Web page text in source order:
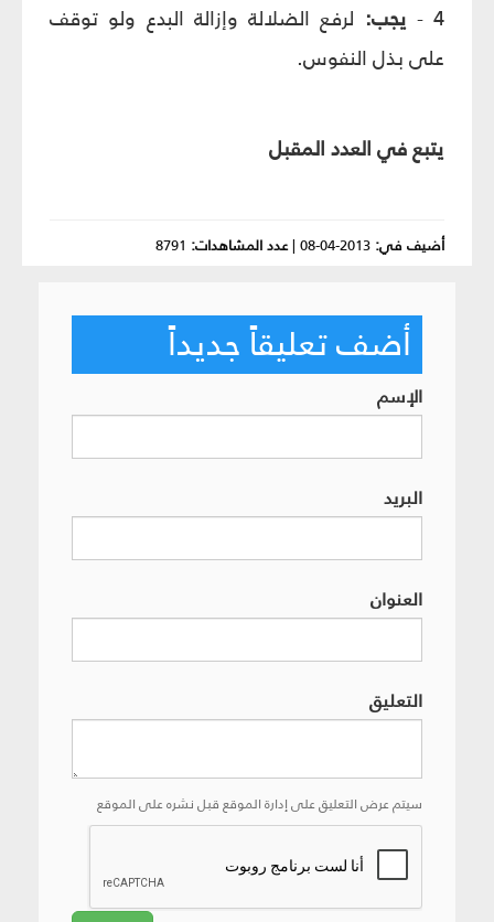
4 -
يجب: لرفع الضلالة وإزالة البدع ولو توقف
على بذل النفوس.
يتبع في العدد المقبل
أضيف في: 2013-04-08
|عدد المشاهدات: 8791
أضف تعليقاً جديداً
الإسم
البريد
العنوان
التعليق
سيتم عرض التعليق على إدارة الموقع قبل نشره على الموقع